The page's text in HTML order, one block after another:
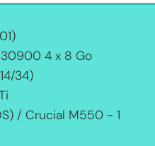
30900 4 x 8 Go
34)
/ Crucial M550 - 1